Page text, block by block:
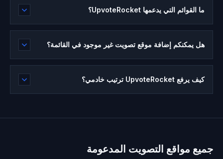
ما القوائم التي يدعمها UpvoteRocket؟
هل يمكنكم إضافة موقع تصويت غير موجود في القائمة؟
كيف يرفع UpvoteRocket ترتيب خادمي؟
جميع مواقع التصويت المدعومة